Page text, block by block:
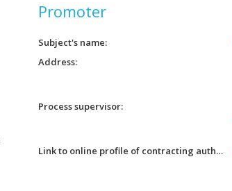
Promoter
Subject's name
Address
Process supervisor
Link to online profile of contracting authority